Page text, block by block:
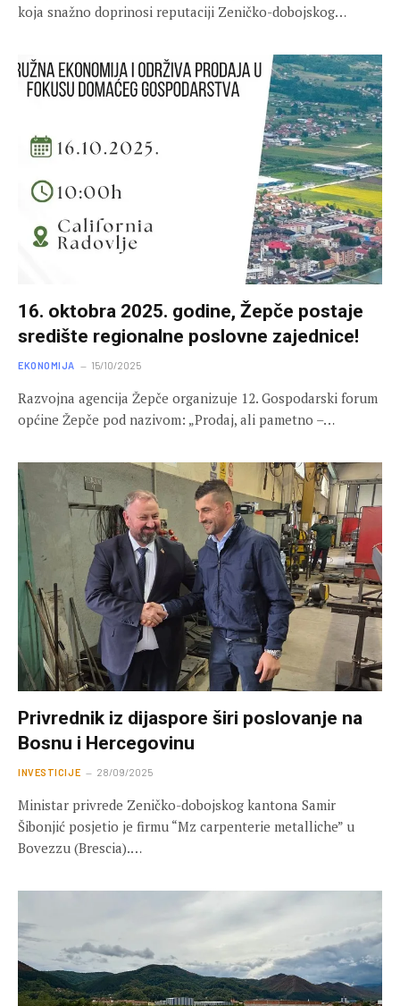
koja snažno doprinosi reputaciji Zeničko-dobojskog…
16. oktobra 2025. godine, Žepče postaje
središte regionalne poslovne zajednice!
EKONOMIJA 15/10/2025
Razvojna agencija Žepče organizuje 12. Gospodarski forum
općine Žepče pod nazivom: „Prodaj, ali pametno –…
Privrednik iz dijaspore širi poslovanje na
Bosnu i Hercegovinu
INVESTICIJE 28/09/2025
Ministar privrede Zeničko-dobojskog kantona Samir
Šibonjić posjetio je firmu “Mz carpenterie metalliche” u
Bovezzu (Brescia).…